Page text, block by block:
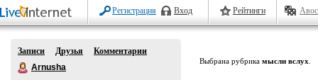
Регистрация Вход Рейтинги
Записи Друзья
Комментарии
Arnusha
Выбрана рубрика мысли вслух